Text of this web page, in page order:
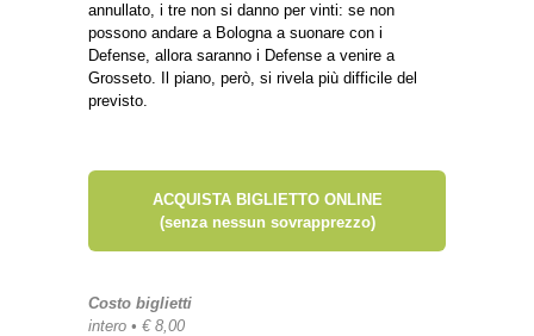
annullato, i tre non si danno per vinti: se non
possono andare a Bologna a suonare con i
Defense, allora saranno i Defense a venire a
Grosseto. Il piano, però, si rivela più difficile del
previsto.
ACQUISTA BIGLIETTO ONLINE
(senza nessun sovrapprezzo)
Costo biglietti
intero • € 8,00